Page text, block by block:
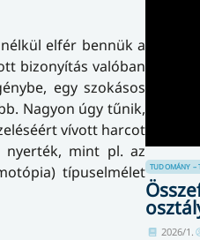
elfér bennük a
bizonyítás valóban
egy szokásos
Nagyon úgy tűnik,
vívott harcot
nyerték, mint pl. az
típuselmélet TUDOMÁNY –
2026/1.